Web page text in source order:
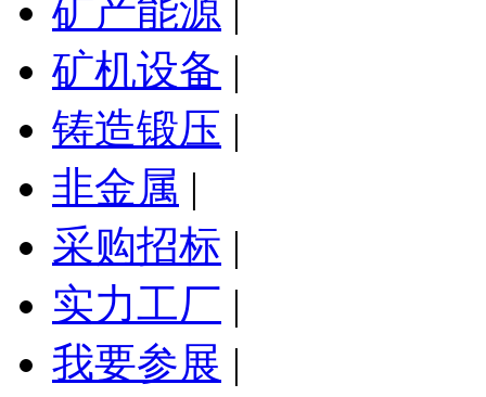
矿产能源 |
矿机设备 |
铸造锻压 |
非金属 |
采购招标 |
实力工厂 |
我要参展 |